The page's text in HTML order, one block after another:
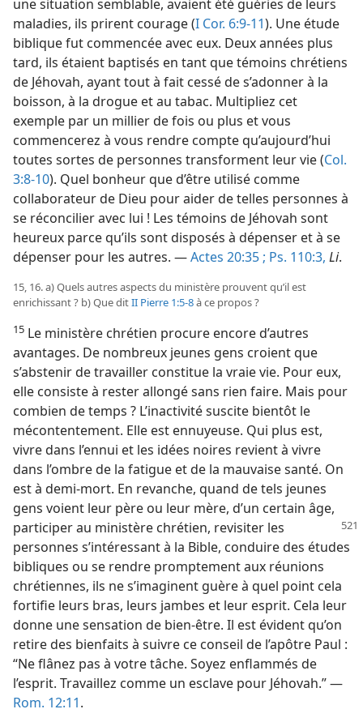
une situation semblable, avaient été guéries de leurs
maladies, ils prirent courage (I Cor. 6:9-11). Une étude
biblique fut commencée avec eux. Deux années plus
tard, ils étaient baptisés en tant que témoins chrétiens
de Jéhovah, ayant tout à fait cessé de s’adonner à la
boisson, à la drogue et au tabac. Multipliez cet
exemple par un millier de fois ou plus et vous
commencerez à vous rendre compte qu’aujourd’hui
toutes sortes de personnes transforment leur vie (Col.
3:8-10). Quel bonheur que d’être utilisé comme
collaborateur de Dieu pour aider de telles personnes à
se réconcilier avec lui ! Les témoins de Jéhovah sont
heureux parce qu’ils sont disposés à dépenser et à se
dépenser pour les autres. —Actes 20:35 ; Ps. 110:3, Li.
15, 16. a) Quels autres aspects du ministère prouvent qu’il est
enrichissant ? b) Que ditII Pierre 1:5-8à ce propos ?
15 Le ministère chrétien procure encore d’autres
avantages. De nombreux jeunes gens croient que
s’abstenir de travailler constitue la vraie vie. Pour eux,
elle consiste à rester allongé sans rien faire. Mais pour
combien de temps ? L’inactivité suscite bientôt le
mécontentement. Elle est ennuyeuse. Qui plus est,
vivre dans l’ennui et les idées noires revient à vivre
dans l’ombre de la fatigue et de la mauvaise santé. On
est à demi-mort. En revanche, quand de tels jeunes
gens voient leur père ou leur mère, d’un certain âge,
participer au ministère chrétien, revisiter les
personnes s’intéressant à la Bible, conduire des études
bibliques ou se rendre promptement aux réunions
chrétiennes, ils ne s’imaginent guère à quel point cela
fortifie leurs bras, leurs jambes et leur esprit. Cela leur
donne une sensation de bien-être. Il est évident qu’on
retire des bienfaits à suivre ce conseil de l’apôtre Paul :
“Ne flânez pas à votre tâche. Soyez enflammés de
l’esprit. Travaillez comme un esclave pour Jéhovah.” —
Rom. 12:11.